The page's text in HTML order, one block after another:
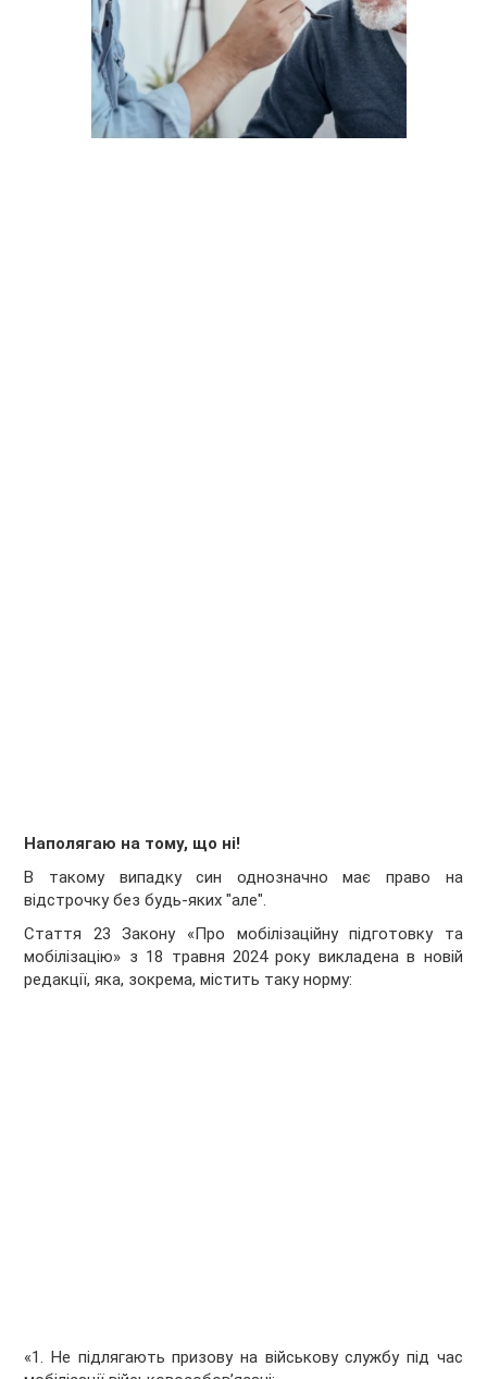
Наполягаю на тому, що ні!
В такому випадку син однозначно має право на
відстрочку без будь-яких "але".
Стаття 23 Закону «Про мобілізаційну підготовку та
мобілізацію» з 18 травня 2024 року викладена в новій
редакції, яка, зокрема, містить таку норму:
«1. Не підлягають призову на військову службу під час